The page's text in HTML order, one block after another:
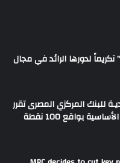
لدورها الرائد في مجال
للبنك المركزي المصرى تقرر
خفض أسعار العائد الأساسية بواقع 100 نقطة